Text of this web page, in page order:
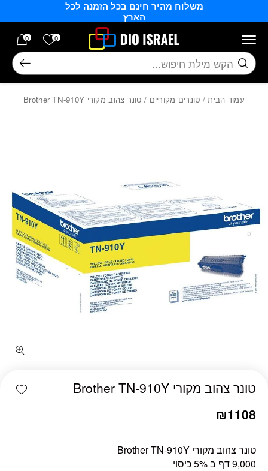
משלוח מהיר חינם בכל הזמנה לכל
הארץ
0 הרשימה
0
חיפוש
עמוד הבית/ טונרים מקוריים / טונר צהוב מקורי Brother TN-910Y
טונר צהוב מקורי Brother TN-910Y
₪1108
טונר צהוב מקורי Brother TN-910Y
9,000 דף ב 5% כיסוי